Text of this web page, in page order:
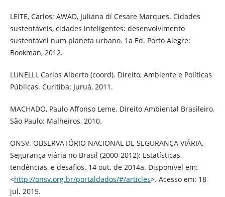
LEITE, Carlos; AWAD, Juliana dí Cesare Marques. Cidades
sustentáveis, cidades inteligentes: desenvolvimento
sustentável num planeta urbano. 1a Ed. Porto Alegre:
Bookman, 2012.
LUNELLI, Carlos Alberto (coord). Direito, Ambiente e Políticas
Públicas. Curitiba: Juruá, 2011.
MACHADO, Paulo Affonso Leme. Direito Ambiental Brasileiro.
São Paulo: Malheiros, 2010.
ONSV. OBSERVATÓRIO NACIONAL DE SEGURANÇA VIÁRIA.
Segurança viária no Brasil (2000-2012): Estatísticas,
tendências, e desafios. 14 out. de 2014a. Disponível em:
<http://onsv.org.br/portaldados/#/articles>. Acesso em: 18
jul. 2015.